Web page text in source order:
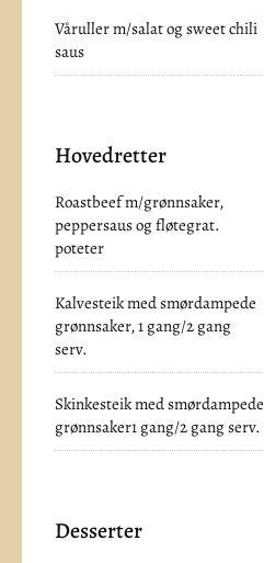
Våruller m/salat og sweet chili
saus
Hovedretter
Roastbeef m/grønnsaker,
peppersaus og fløtegrat.
poteter
Kalvesteik med smørdampede
grønnsaker, 1 gang/2 gang
serv.
Skinkesteik med smørdampede
grønnsaker1 gang/2 gang serv.
Desserter